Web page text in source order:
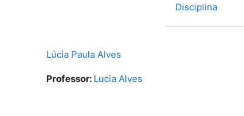
Disciplina
Lúcia Paula Alves
Professor: Lucia Alves